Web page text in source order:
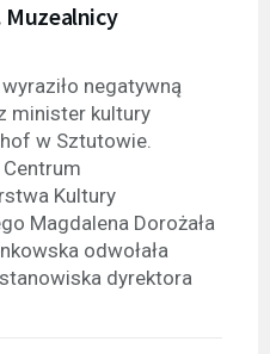
negatywną
minister kultury
w Sztutowie.
Kultury
Magdalena Dorożała
odwołała
dyrektora